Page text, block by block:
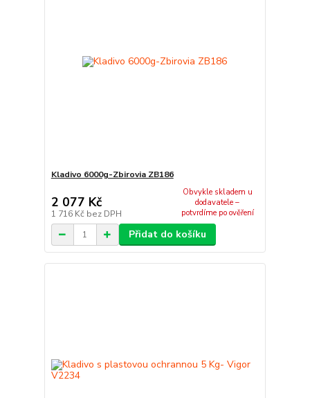
Kladivo 6000g-Zbirovia ZB186
2 077 Kč
1 716 Kč bez DPH
Obvykle skladem u
dodavatele –
potvrdíme po ověření
Přidat do košíku